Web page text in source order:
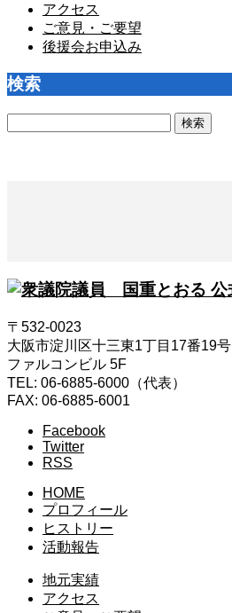
アクセス
ご意見・ご要望
後援会お申込み
検索
〒532-0023
大阪市淀川区十三東1丁目17番19号
ファルコンビル 5F
TEL: 06-6885-6000（代表）
FAX: 06-6885-6001
Facebook
Twitter
RSS
HOME
プロフィール
ヒストリー
活動報告
地元実績
アクセス